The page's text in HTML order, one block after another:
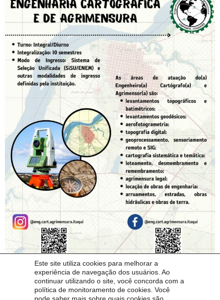
Este site utiliza cookies para melhorar a
experiência de navegação dos usuários. Ao
continuar utilizando o site, você concorda com a
política de monitoramento de cookies. Você